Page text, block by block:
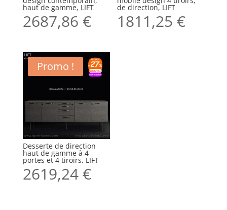
haut de gamme, LIFT
2687,86 €
de direction, LIFT
1811,25€
Promo !
Desserte de direction
haut de gamme à 4
portes et 4 tiroirs, LIFT
2619,24€